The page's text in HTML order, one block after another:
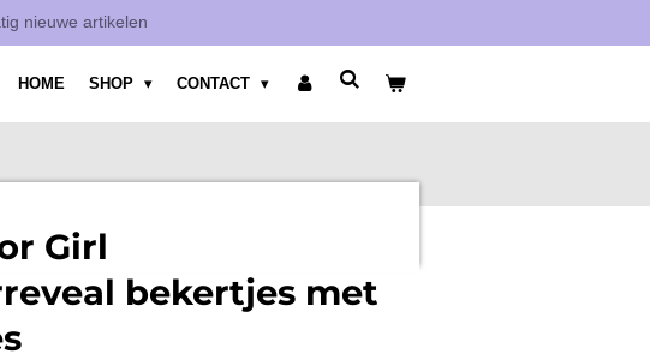
nieuwe artikelen
HOME SHOP CONTACT
Girl
bekertjes met